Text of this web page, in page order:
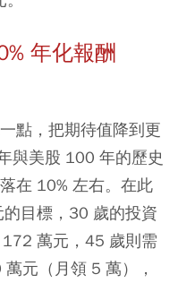
年化報酬
點，把期待值降到更
與美股 100 年的歷史
在 10% 左右。在此
目標，30 歲的投資
萬元，45 歲則需
元（月領 5 萬），